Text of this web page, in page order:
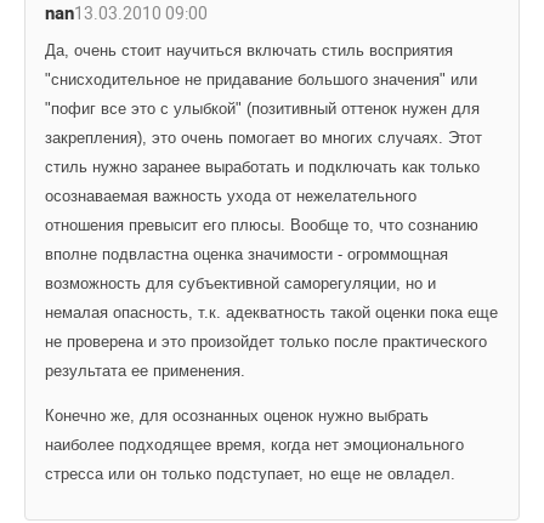
nan13.03.2010 09:00
Да, очень стоит научиться включать стиль восприятия
"снисходительное не придавание большого значения" или
"пофиг все это с улыбкой" (позитивный оттенок нужен для
закрепления), это очень помогает во многих случаях. Этот
стиль нужно заранее выработать и подключать как только
осознаваемая важность ухода от нежелательного
отношения превысит его плюсы. Вообще то, что сознанию
вполне подвластна оценка значимости - огроммощная
возможность для субъективной саморегуляции, но и
немалая опасность, т.к. адекватность такой оценки пока еще
не проверена и это произойдет только после практического
результата ее применения.
Конечно же, для осознанных оценок нужно выбрать
наиболее подходящее время, когда нет эмоционального
стресса или он только подступает, но еще не овладел.